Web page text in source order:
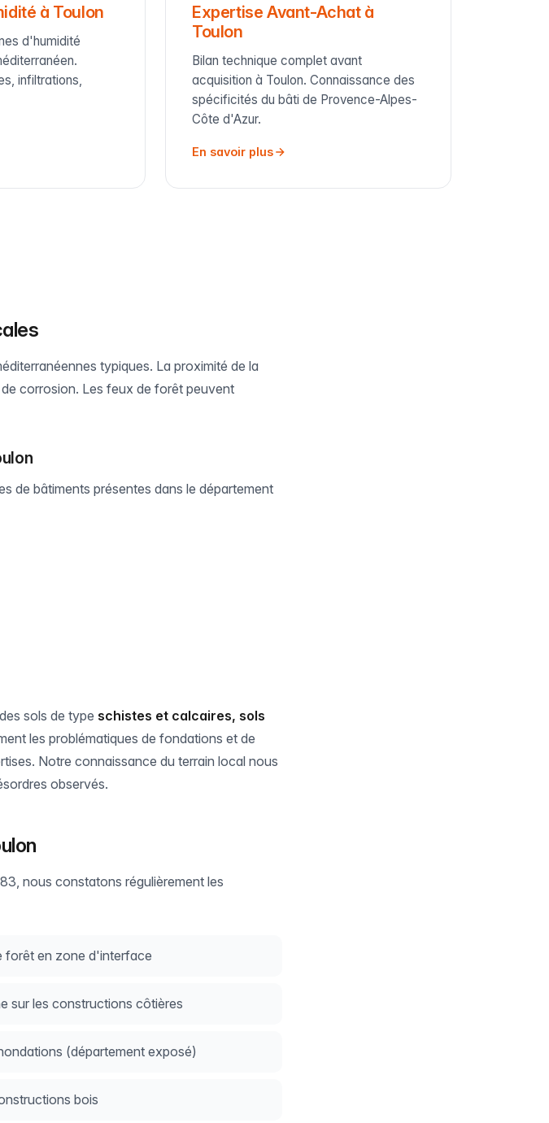
à Toulon
d'humidité
infiltrations,
Expertise Avant-Achat à
Toulon
Bilan technique complet avant
acquisition à Toulon. Connaissance des
spécificités du bâti de Provence-Alpes-
Côte d'Azur.
En savoir plus
typiques. La proximité de la
corrosion. Les feux de forêt peuvent
de bâtiments présentes dans le département
sols de type schistes et calcaires, sols
les problématiques de fondations et de
Notre connaissance du terrain local nous
observés.
nous constatons régulièrement les
forêt en zone d'interface
sur les constructions côtières
(département exposé)
bois